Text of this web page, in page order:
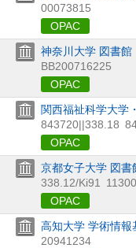
00073815
OPAC
神奈川大学 図書館
BB200716225
OPAC
関西福祉科学大学
843720||338.18
OPAC
京都女子大学 図書
338.12/Ki91
OPAC
高知大学 学術情
20941234